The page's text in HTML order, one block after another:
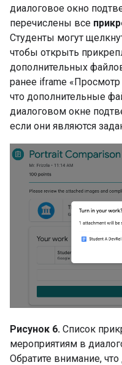
диалоговое окно
перечислены все
Студенты могут
чтобы открыть
дополнительных
ранее iframe «Просмотр
что дополнительные
диалоговом окне
если они являются
Рисунок 6. Список
мероприятиям в
Обратите внимание,